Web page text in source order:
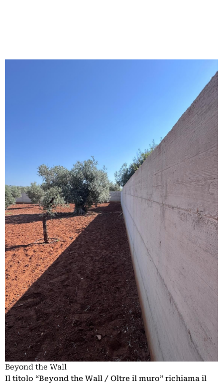
Beyond the Wall
Il titolo “Beyond the Wall / Oltre il muro” richiama il